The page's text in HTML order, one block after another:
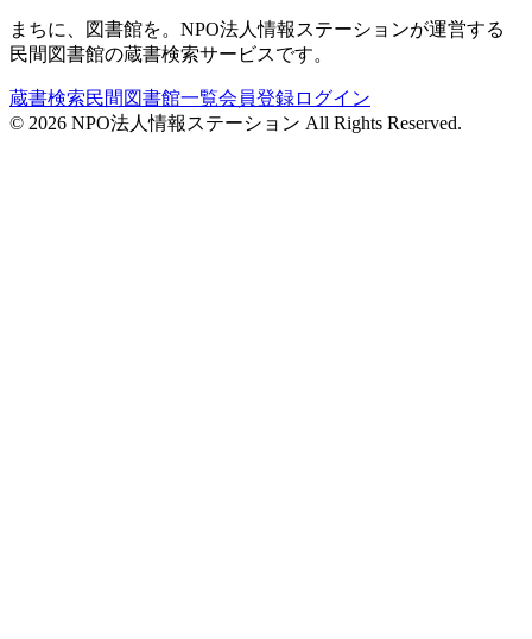
まちに、図書館を。NPO法人情報ステーションが運営する
民間図書館の蔵書検索サービスです。
蔵書検索民間図書館一覧会員登録ログイン
© 2026 NPO法人情報ステーション All Rights Reserved.